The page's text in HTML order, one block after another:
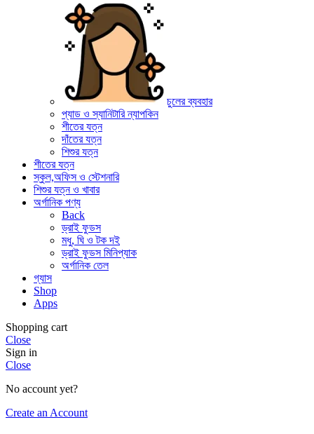
চুলের ব্যবহার
প্যাড ও স্যানিটারি ন্যাপকিন
শীতের যত্ন
দাঁতের যত্ন
শিশুর যত্ন
শীতের যত্ন
স্কুল,অফিস ও স্টেশনারি
শিশুর যত্ন ও খাবার
অর্গানিক পণ্য
Back
ড্রাই ফুডস
মধু, ঘি ও টক দই
ড্রাই ফুডস মিনিপ্যাক
অর্গানিক তেল
গ্যাস
Shop
Apps
Shopping cart
Close
Sign in
Close
No account yet?
Create an Account